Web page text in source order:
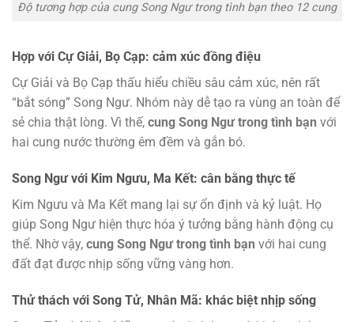
Độ tương hợp của cung Song Ngư trong tình bạn theo 12 cung
Hợp với Cự Giải, Bọ Cạp: cảm xúc đồng điệu
Cự Giải và Bọ Cạp thấu hiểu chiều sâu cảm xúc, nên rất
“bắt sóng” Song Ngư. Nhóm này dễ tạo ra vùng an toàn để
sẻ chia thật lòng. Vì thế, cung Song Ngư trong tình bạn với
hai cung nước thường êm đềm và gắn bó.
Song Ngư với Kim Ngưu, Ma Kết: cân bằng thực tế
Kim Ngưu và Ma Kết mang lại sự ổn định và kỷ luật. Họ
giúp Song Ngư hiện thực hóa ý tưởng bằng hành động cụ
thể. Nhờ vậy, cung Song Ngư trong tình bạn với hai cung
đất đạt được nhịp sống vững vàng hơn.
Thử thách với Song Tử, Nhân Mã: khác biệt nhịp sống